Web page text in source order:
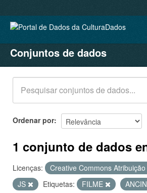
CONJUNTOS DE DADOS
ORGANIZAÇÕES
GRUPOS
SOBRE
Conjuntos de dados
Ordenar por
1 conjunto de dados
Licenças: Creative Commons Atribuição
JS
Etiquetas: FILME